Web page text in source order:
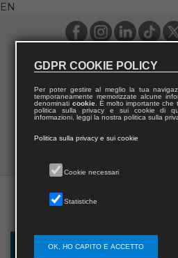
EN
GDPR COOKIE POLICY
Per poter gestire al meglio la tua
temporaneamente memorizzate alcune
denominati cookie. È molto importante che
politica sulla privacy e sui cookie di
informazioni, leggi la nostra politica sulla
Politica sulla privacy e sui cookie
Cookie necessari
Statistiche
OK, HO CAPITO E ACCETTO